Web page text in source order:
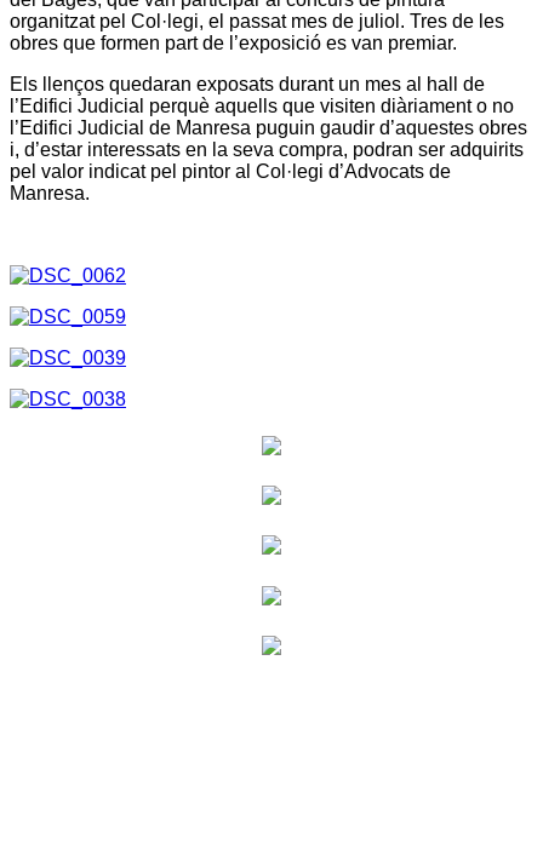
organitzat pel Col·legi, el passat mes de juliol. Tres de les
obres que formen part de l’exposició es van premiar.
Els llenços quedaran exposats durant un mes al hall de
l’Edifici Judicial perquè aquells que visiten diàriament o no
l’Edifici Judicial de Manresa puguin gaudir d’aquestes obres
i, d’estar interessats en la seva compra, podran ser adquirits
pel valor indicat pel pintor al Col·legi d’Advocats de
Manresa.